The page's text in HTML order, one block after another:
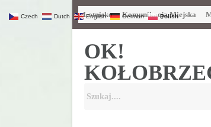
Lotnisko Komunikacja Miejska
OK!
Czech Dutch English German Polish